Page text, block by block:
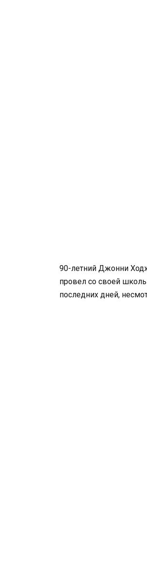
90-летний Джонни
провел со своей
последних дней,